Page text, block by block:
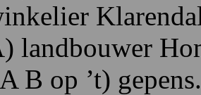
K
landbouwer H
A B op ’t) gepens.